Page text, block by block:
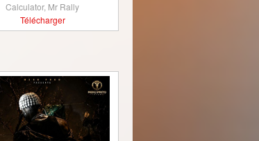
Calculator, Mr Rally
Télécharger